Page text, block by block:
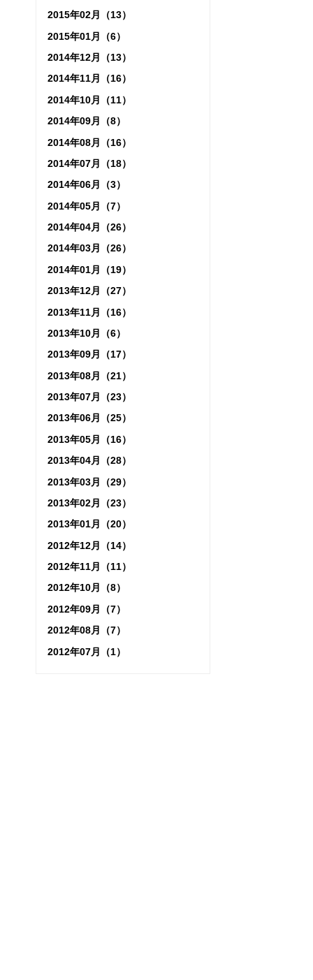
2015年02月（13）
2015年01月（6）
2014年12月（13）
2014年11月（16）
2014年10月（11）
2014年09月（8）
2014年08月（16）
2014年07月（18）
2014年06月（3）
2014年05月（7）
2014年04月（26）
2014年03月（26）
2014年01月（19）
2013年12月（27）
2013年11月（16）
2013年10月（6）
2013年09月（17）
2013年08月（21）
2013年07月（23）
2013年06月（25）
2013年05月（16）
2013年04月（28）
2013年03月（29）
2013年02月（23）
2013年01月（20）
2012年12月（14）
2012年11月（11）
2012年10月（8）
2012年09月（7）
2012年08月（7）
2012年07月（1）